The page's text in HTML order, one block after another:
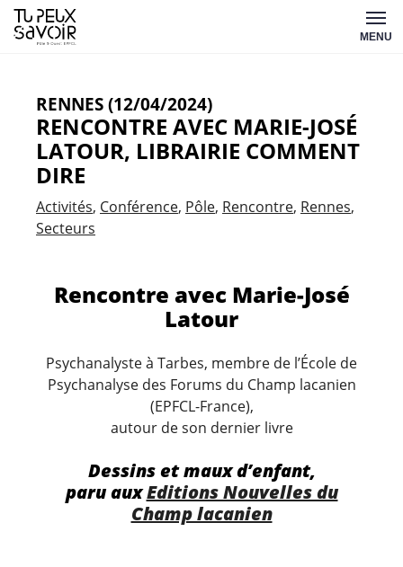
Aller
au
MENU
RENNES (12/04/2024)
RENCONTRE AVEC MARIE-JOSÉ
LATOUR, LIBRAIRIE COMMENT
DIRE
Activités Conférence Pôle Rencontre Rennes
Secteurs
Rencontre avec Marie-José
Latour
Psychanalyste à Tarbes, membre de l’École de
Psychanalyse des Forums du Champ lacanien
(EPFCL-France),
autour de son dernier livre
Dessins et maux d’enfant,
paru auxEditions Nouvelles du
Champ lacanien